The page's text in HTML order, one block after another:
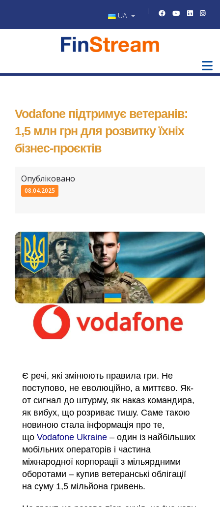
UA
Vodafone підтримує ветеранів:
1,5 млн грн для розвитку їхніх
бізнес-проєктів
Опубліковано
08.04.2025
Є речі, які змінюють правила гри. Не
поступово, не еволюційно, а миттєво. Як-
от сигнал до штурму, як наказ командира,
як вибух, що розриває тишу. Саме такою
новиною стала інформація про те,
що Vodafone Ukraine – один із найбільших
мобільних операторів і частина
міжнародної корпорації з мільярдними
оборотами – купив ветеранські облігації
на суму 1,5 мільйона гривень.